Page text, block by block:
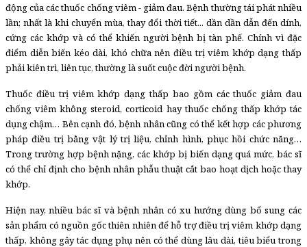
động của các thuốc chống viêm - giảm đau. Bệnh thường tái phát nhiều
lần; nhất là khi chuyển mùa, thay đổi thời tiết... dần dần dẫn đến dính,
cứng các khớp và có thể khiến người bệnh bị tàn phế. Chính vì đặc
điểm diễn biến kéo dài, khó chữa nên điều trị viêm khớp dạng thấp
phải kiên trì, liên tục, thường là suốt cuộc đời người bệnh.
Thuốc điều trị viêm khớp dạng thấp bao gồm các thuốc giảm đau
chống viêm không steroid, corticoid hay thuốc chống thấp khớp tác
dụng chậm… Bên cạnh đó, bệnh nhân cũng có thể kết hợp các phương
pháp điều trị bằng vật lý trị liệu, chỉnh hình, phục hồi chức năng…
Trong trường hợp bệnh nặng, các khớp bị biến dạng quá mức, bác sĩ
có thể chỉ định cho bệnh nhân phẫu thuật cắt bao hoạt dịch hoặc thay
khớp.
Hiện nay, nhiều bác sĩ và bệnh nhân có xu hướng dùng bổ sung các
sản phẩm có nguồn gốc thiên nhiên để hỗ trợ điều trị viêm khớp dạng
thấp, không gây tác dụng phụ nên có thể dùng lâu dài, tiêu biểu trong